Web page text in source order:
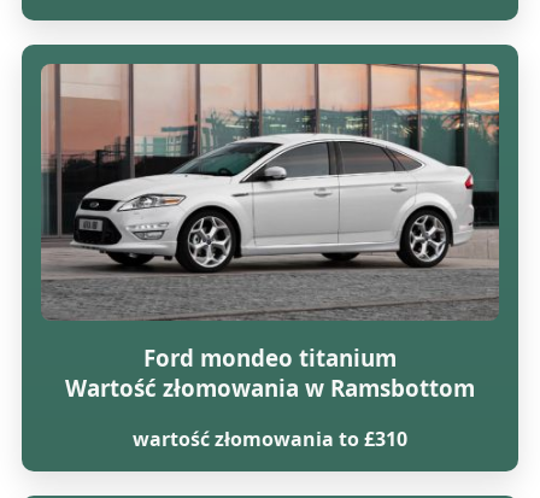
Ford mondeo titanium
Wartość złomowania w Ramsbottom
wartość złomowania to £310